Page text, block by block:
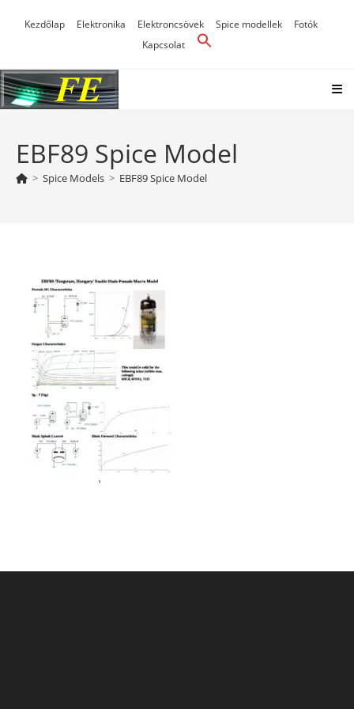
Kezdőlap Elektronika Elektroncsövek Spice modellek
Fotók
Kapcsolat
EBF89 Spice Model
> Spice Models > EBF89 Spice Model